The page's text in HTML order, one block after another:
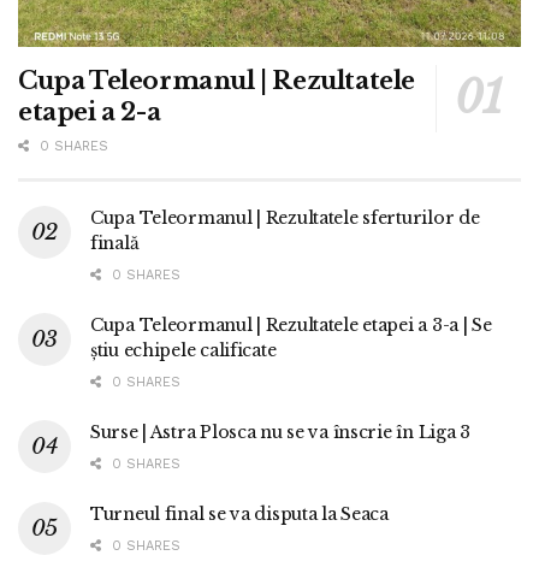
Cupa Teleormanul | Rezultatele
etapei a 2-a
0 SHARES
Cupa Teleormanul | Rezultatele sferturilor de
finală
0 SHARES
Cupa Teleormanul | Rezultatele etapei a 3-a | Se
știu echipele calificate
0 SHARES
Surse | Astra Plosca nu se va înscrie în Liga 3
0 SHARES
Turneul final se va disputa la Seaca
0 SHARES